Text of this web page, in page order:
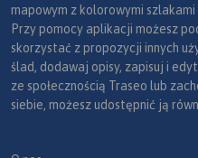
mapowym z kolorowymi
Przy pomocy aplikacji możesz
skorzystać z propozycji innych
ślad, dodawaj opisy, zapisuj i
ze społecznością Traseo lub
siebie, możesz udostępnić ją